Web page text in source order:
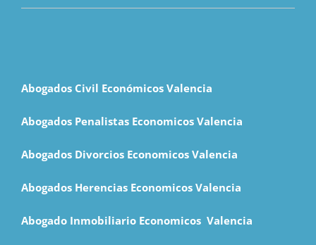
Abogados Civil Económicos Valencia
Abogados Penalistas Economicos Valencia
Abogados Divorcios Economicos Valencia
Abogados Herencias Economicos Valencia
Abogado Inmobiliario Economicos Valencia